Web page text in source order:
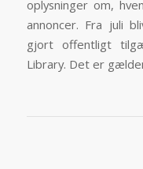
oplysninger om,
annoncer. Fra juli
gjort offentligt
Library. Det er